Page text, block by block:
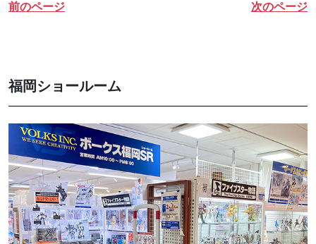
前のページ 次のページ
福岡ショールーム